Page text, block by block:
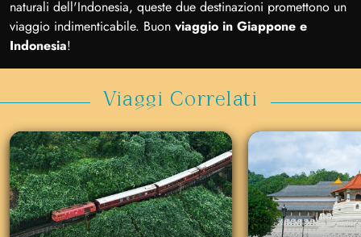
naturali dell'Indonesia, queste due destinazioni promettono un
viaggio indimenticabile. Buon viaggio in Giappone e
Indonesia!
Viaggi Correlati